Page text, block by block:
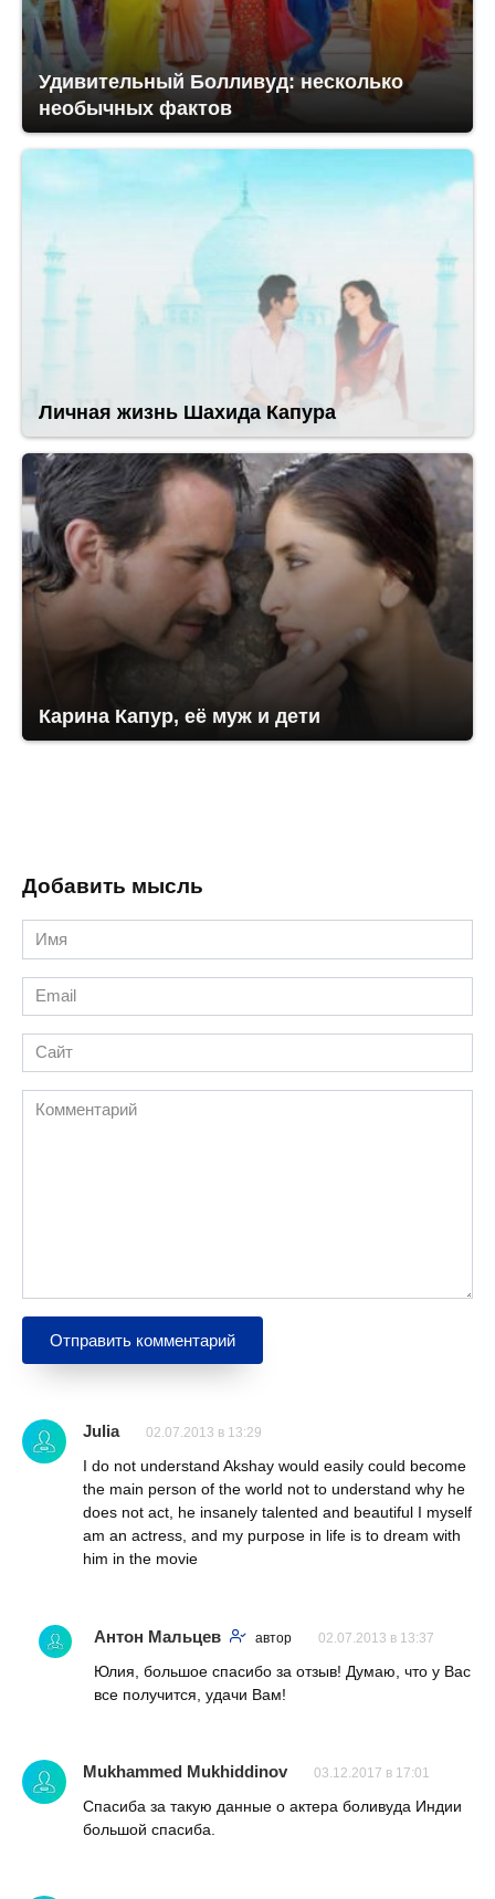
Удивительный Болливуд: несколько
необычных фактов
Личная жизнь Шахида Капура
Карина Капур, её муж и дети
Добавить мысль
Имя
*
Email
*
Сайт
Комментарий
Julia 02.07.2013 в 13:29
I do not understand Akshay would easily could become
the main person of the world not to understand why he
does not act, he insanely talented and beautiful I myself
am an actress, and my purpose in life is to dream with
him in the movie
Антон Мальцев автор 02.07.2013 в 13:37
Юлия, большое спасибо за отзыв! Думаю, что у Вас
все получится, удачи Вам!
Mukhammed Mukhiddinov 03.12.2017 в 17:01
Спасиба за такую данные о актера боливуда Индии
большой спасиба.